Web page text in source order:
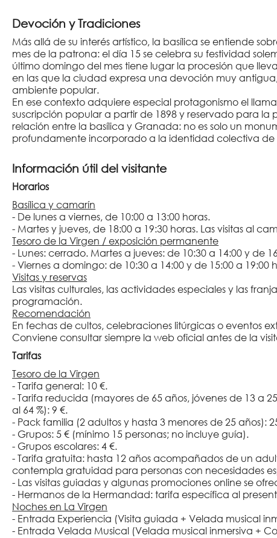
Devoción y Tradiciones
Más allá de su interés artístico, la basílica se entiende
mes de la patrona: el día 15 se celebra su festividad
último domingo del mes tiene lugar la procesión que
en las que la ciudad expresa una devoción muy
ambiente popular.
En ese contexto adquiere especial protagonismo el
suscripción popular a partir de 1898 y reservado para la
relación entre la basílica y Granada: no es solo un
profundamente incorporado a la identidad colectiva
Información útil del visitante
Horarios
Basílica y camarín
- De lunes a viernes, de 10:00 a 13:00 horas.
- Martes y jueves, de 18:00 a 19:30 horas. Las visitas al
Tesoro de la Virgen / exposición permanente
- Lunes: cerrado. Martes a jueves: de 10:30 a 14:00 y de
- Viernes a domingo: de 10:30 a 14:00 y de 15:00 a 19:00
Visitas y reservas
Las visitas culturales, las actividades especiales y las
programación.
Recomendación
En fechas de cultos, celebraciones litúrgicas o eventos
Conviene consultar siempre la web oficial antes de la
Tarifas
Tesoro de la Virgen
- Tarifa general: 10 €.
- Tarifa reducida (mayores de 65 años, jóvenes de 13 a
al 64 %): 9 €.
- Pack familia (2 adultos y hasta 3 menores de 25 años):
- Grupos: 5 € (mínimo 15 personas; no incluye guía).
- Grupos escolares: 4 €.
- Tarifa gratuita: hasta 12 años acompañados de un
contempla gratuidad para personas con necesidades
- Las visitas guiadas y algunas promociones online se
- Hermanos de la Hermandad: tarifa específica al
Noches en La Virgen
- Entrada Experiencia (Visita guiada + Velada musical
- Entrada Velada Musical (Velada musical inmersiva +